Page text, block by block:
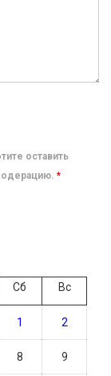
оставить
*
Сб Вс
1 2
8 9